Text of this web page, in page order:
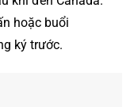
hoặc buổi
ký trước.